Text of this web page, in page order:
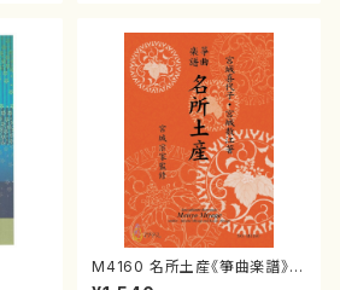
M4160 名所土産《箏曲楽譜》
（箏/宮城喜代子・宮城数江著・